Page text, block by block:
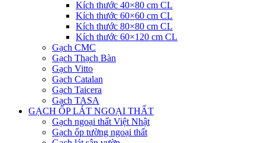
Kích thước 40×80 cm CL
Kích thước 60×60 cm CL
Kích thước 80×80 cm CL
Kích thước 60×120 cm CL
Gạch CMC
Gạch Thạch Bàn
Gạch Vitto
Gạch Catalan
Gạch Taicera
Gạch TASA
GẠCH ỐP LÁT NGOẠI THẤT
Gạch ngoại thất Việt Nhật
Gạch ốp tường ngoại thất